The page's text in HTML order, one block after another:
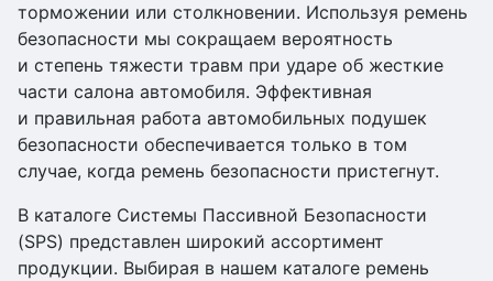
торможении или столкновении. Используя ремень
безопасности мы сокращаем вероятность
и степень тяжести травм при ударе об жесткие
части салона автомобиля. Эффективная
и правильная работа автомобильных подушек
безопасности обеспечивается только в том
случае, когда ремень безопасности пристегнут.
В каталоге Системы Пассивной Безопасности
(SPS) представлен широкий ассортимент
продукции. Выбирая в нашем каталоге ремень